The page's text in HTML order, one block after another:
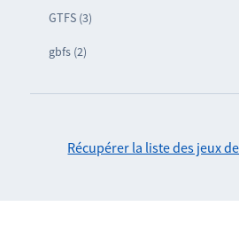
GTFS (3)
gbfs (2)
Récupérer la liste des jeux